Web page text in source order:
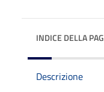
INDICE DELLA
Descrizione